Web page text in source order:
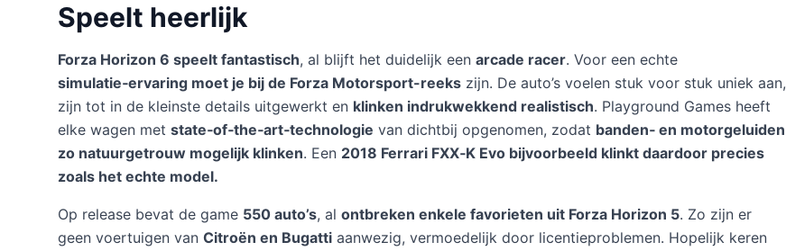
Speelt heerlijk
Forza Horizon 6 speelt fantastisch, al blijft het duidelijk een arcade racer. Voor een echte
simulatie‑ervaring moet je bij de Forza Motorsport-reeks zijn. De auto’s voelen stuk voor stuk uniek aan,
zijn tot in de kleinste details uitgewerkt en klinken indrukwekkend realistisch. Playground Games heeft
elke wagen met state‑of‑the‑art‑technologie van dichtbij opgenomen, zodat banden‑ en motorgeluiden
zo natuurgetrouw mogelijk klinken. Een 2018 Ferrari FXX‑K Evo bijvoorbeeld klinkt daardoor precies
zoals het echte model.
Op release bevat de game 550 auto’s, al ontbreken enkele favorieten uit Forza Horizon 5. Zo zijn er
geen voertuigen van Citroën en Bugatti aanwezig, vermoedelijk door licentieproblemen. Hopelijk keren